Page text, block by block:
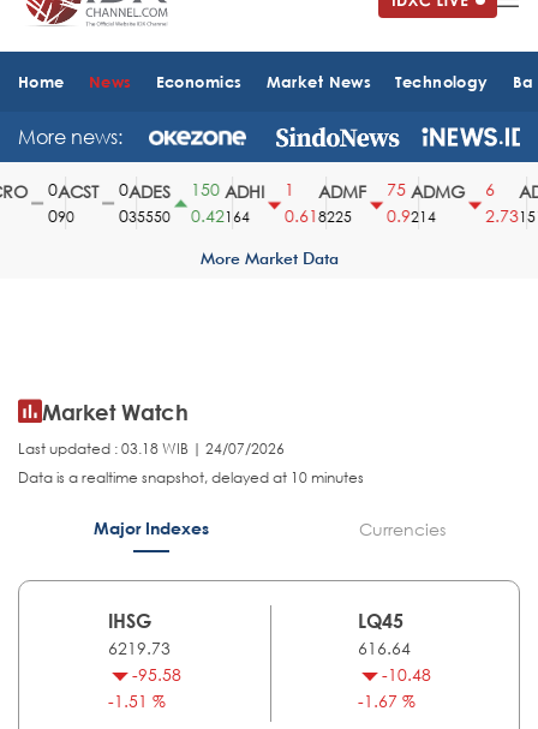
Home News Economics Market News Technology
More news:
ACST
90
ADES
35550
150
0.42
ADHI
164
0.61
ADMF
8225
75
0.9
ADMG
214
2.731510
More Market Data
Market Watch
Last updated : 03.18 WIB | 24/07/2026
Data is a realtime snapshot, delayed at 10 minutes
Major Indexes Currencies
IHSG
6219.73
-95.58
-1.51 %
LQ45
616.64
-10.48
-1.67 %